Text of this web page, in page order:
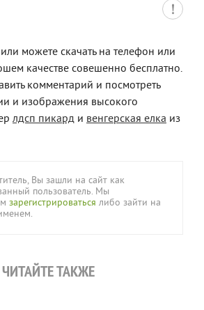
можете скачать на телефон или
качестве совешенно бесплатно.
комментарий и посмотреть
и изображения высокого
лдсп пикард и венгерская елка из
Вы зашли на сайт как
пользователь. Мы
зарегистрироваться либо зайти на
ЧИТАЙТЕ ТАКЖЕ